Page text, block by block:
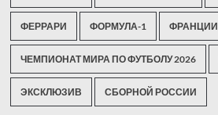
ФЕРРАРИ ФОРМУЛА-1 ФРАНЦИИ
ЧЕМПИОНАТ МИРА ПО ФУТБОЛУ 2026
ЭКСКЛЮЗИВ СБОРНОЙ РОССИИ